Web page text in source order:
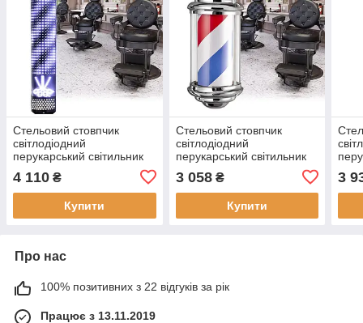
Стельовий стовпчик
світлодіодний
перукарський світильник
вивіска для вітальні 120
см
4 110 ₴
Купити
Стельовий стовпчик
світлодіодний
перукарський світильник
вивіска для вітальні 38 см
3 058₴
Купити
3
Про нас
100% позитивних з 22 відгуків за рік
Працює з 13.11.2019